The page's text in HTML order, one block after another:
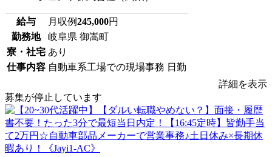
給与 月収例245,000円
勤務地
岐阜県 御嵩町
寮・社宅 あり
仕事内容 自動車系工場での現場事務 日勤
詳細を表示
募集が停止しています